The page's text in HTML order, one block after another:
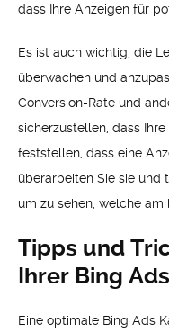
dass Ihre Anzeigen für
Es ist auch wichtig, die
überwachen und
Conversion-Rate und
sicherzustellen, dass
feststellen, dass eine
überarbeiten Sie sie und
um zu sehen, welche am
Tipps und
Ihrer Bing
Eine optimale Bing Ads